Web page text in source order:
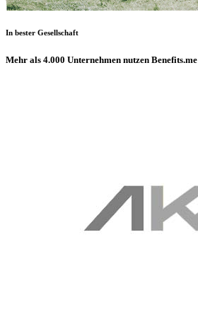
In bester Gesellschaft
Mehr als 4.000 Unternehmen nutzen Benefits.me